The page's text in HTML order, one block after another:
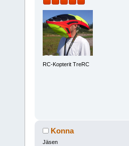
RC-Kopterit TreRC
Konna
Jäsen